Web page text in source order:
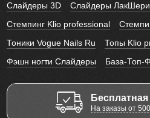
Слайдеры 3D
Слайдеры ЛакШери
Стемпинг Klio professional
Тоники Vogue Nails Ru
Топы Klio
Фэшн ногти Слайдеры
База-Топ-
На заказы от